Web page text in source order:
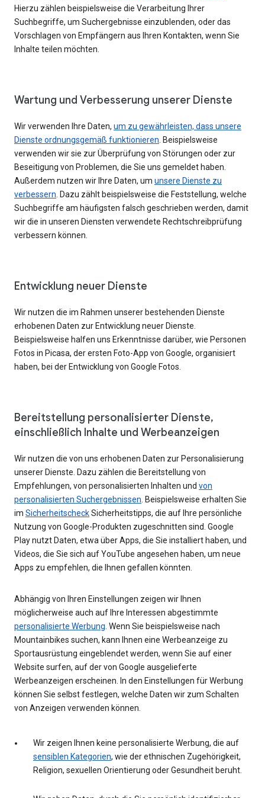
Hierzu zählen beispielsweise die Verarbeitung Ihrer
Suchbegriffe, um Suchergebnisse einzublenden, oder das
Vorschlagen von Empfängern aus Ihren Kontakten, wenn Sie
Inhalte teilen möchten.
Wartung und Verbesserung unserer Dienste
Wir verwenden Ihre Daten, um zu gewährleisten, dass unsere
Dienste ordnungsgemäß funktionieren . Beispielsweise
verwenden wir sie zur Überprüfung von Störungen oder zur
Beseitigung von Problemen, die Sie uns gemeldet haben.
Außerdem nutzen wir Ihre Daten, um unsere Dienste zu
verbessern . Dazu zählt beispielsweise die Feststellung, welche
Suchbegriffe am häufigsten falsch geschrieben werden, damit
wir die in unseren Diensten verwendete Rechtschreibprüfung
verbessern können.
Entwicklung neuer Dienste
Wir nutzen die im Rahmen unserer bestehenden Dienste
erhobenen Daten zur Entwicklung neuer Dienste.
Beispielsweise halfen uns Erkenntnisse darüber, wie Personen
Fotos in Picasa, der ersten Foto-App von Google, organisiert
haben, bei der Entwicklung von Google Fotos.
Bereitstellung personalisierter Dienste,
einschließlich Inhalte und Werbeanzeigen
Wir nutzen die von uns erhobenen Daten zur Personalisierung
unserer Dienste. Dazu zählen die Bereitstellung von
Empfehlungen, von personalisierten Inhalten und von
personalisierten Suchergebnissen . Beispielsweise erhalten Sie
im SicherheitscheckSicherheitstipps, die auf Ihre persönliche
Nutzung von Google-Produkten zugeschnitten sind. Google
Play nutzt Daten, etwa über Apps, die Sie installiert haben, und
Videos, die Sie sich auf YouTube angesehen haben, um neue
Apps zu empfehlen, die Ihnen gefallen könnten.
Abhängig von Ihren Einstellungen zeigen wir Ihnen
möglicherweise auch auf Ihre Interessen abgestimmte
personalisierte Werbung . Wenn Sie beispielsweise nach
Mountainbikes suchen, kann Ihnen eine Werbeanzeige zu
Sportausrüstung eingeblendet werden, wenn Sie auf einer
Website surfen, auf der von Google ausgelieferte
Werbeanzeigen erscheinen. In den Einstellungen für Werbung
können Sie selbst festlegen, welche Daten wir zum Schalten
von Anzeigen verwenden können.
Wir zeigen Ihnen keine personalisierte Werbung, die auf
sensiblen Kategorien, wie der ethnischen Zugehörigkeit,
Religion, sexuellen Orientierung oder Gesundheit beruht.